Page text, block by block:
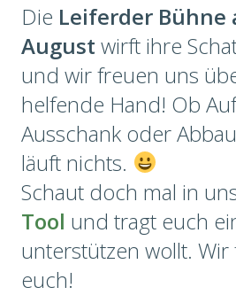
Suchen
Vereine & Organisationen
Die Leiferder Bühne
August wirft ihre
und wir freuen uns
helfende Hand! Ob
Ausschank oder
läuft nichts.
Schaut doch mal in
Tool und tragt euch
unterstützen wollt.
euch!